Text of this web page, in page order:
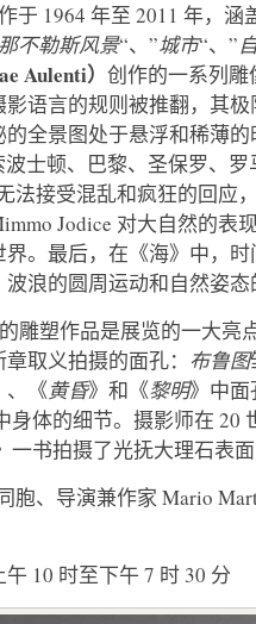
于 1964 年至 2011 年，涵
那不勒斯风景“、”城市“、”
Aulenti） 创作的一系列雕
语言的规则被推翻，其
全景图处于悬浮和稀薄
波士顿、巴黎、圣保罗、
法接受混乱和疯狂的回
Jodice 对大自然的表
。最后，在《海》中，
浪的圆周运动和自然姿态
的雕塑作品是展览的一大亮
取义拍摄的面孔： 布鲁图
、《黄昏》和《黎明》中面
身体的细节。摄影师在 20
一书拍摄了光抚大理石表
胞、导演兼作家 Mario
10 时至下午 7 时 30 分